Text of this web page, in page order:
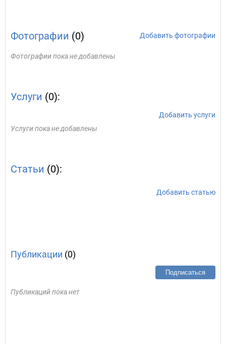
Фотографии (0) Добавить фотографии
Фотографии пока не добавлены
Услуги (0):
Добавить услуги
Услуги пока не добавлены
Статьи (0):
Добавить статью
Публикации (0)
Подписаться
Публикаций пока нет